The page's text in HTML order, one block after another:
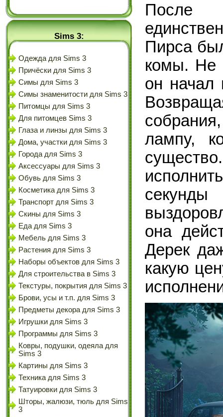
Sims 3:
Одежда для Sims 3
Причёски для Sims 3
Симы для Sims 3
Симы знаменитости для Sims 3
Питомцы для Sims 3
Для питомцев Sims 3
Глаза и линзы для Sims 3
Дома, участки для Sims 3
Города для Sims 3
Аксессуары для Sims 3
Обувь для Sims 3
Косметика для Sims 3
Транспорт для Sims 3
Скины для Sims 3
Еда для Sims 3
Мебель для Sims 3
Растения для Sims 3
Наборы объектов для Sims 3
Для строительства в Sims 3
Текстуры, покрытия для Sims 3
Брови, усы и т.п. для Sims 3
Предметы декора для Sims 3
Игрушки для Sims 3
Программы для Sims 3
Ковры, подушки, одеяла для
Sims 3
Картины для Sims 3
Техника для Sims 3
Татуировки для Sims 3
Шторы, жалюзи, тюль для Sims
3
Пирса
комы. Не
он начал
лампу,
она
Дерек
какую